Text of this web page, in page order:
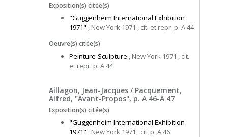
Exposition(s) citée(s)
"Guggenheim International Exhibition
1971" , New York 1971 , cit. et repr. p. A 44
Oeuvre(s) citée(s)
Peinture-Sculpture , New York 1971 , cit.
et repr. p. A 44
Aillagon, Jean-Jacques / Pacquement,
Alfred, "Avant-Propos", p. A 46-A 47
Exposition(s) citée(s)
"Guggenheim International Exhibition
1971" , New York 1971 , cit. p. A 46